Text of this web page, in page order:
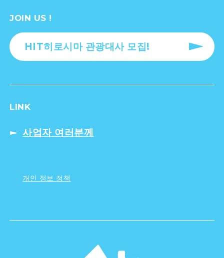
JOIN US !
HIT히로시마 관광대사 모집!
LINK
사업자 여러분께
개인 정보 정책